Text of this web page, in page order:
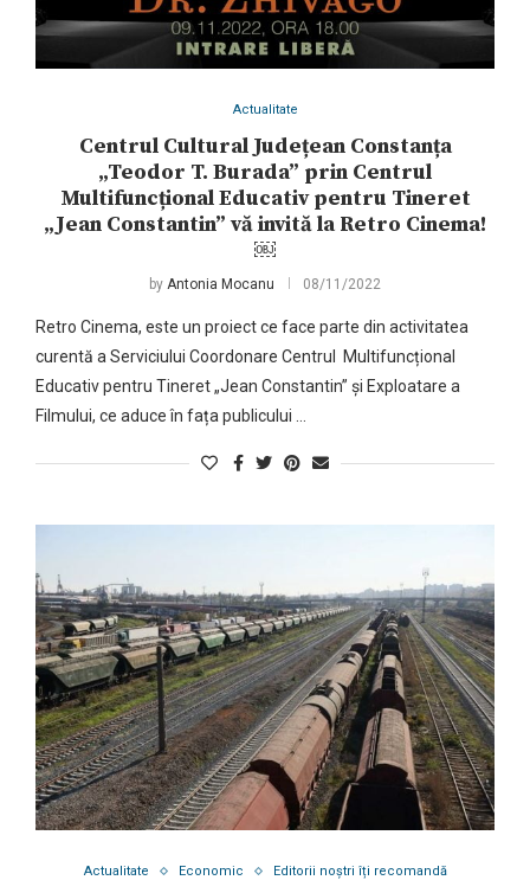
Actualitate
Centrul Cultural Județean Constanța
„Teodor T. Burada” prin Centrul
Multifuncțional Educativ pentru Tineret
„Jean Constantin” vă invită la Retro Cinema!
￼
by Antonia Mocanu 08/11/2022
Retro Cinema, este un proiect ce face parte din activitatea
curentă a Serviciului Coordonare Centrul Multifuncțional
Educativ pentru Tineret „Jean Constantin” și Exploatare a
Filmului, ce aduce în fața publicului …
Actualitate Economic Editorii noștri îți recomandă